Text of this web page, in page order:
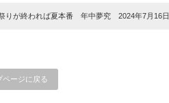
りが終われば夏本番 年中夢究 2024年7月16日
ページに戻る